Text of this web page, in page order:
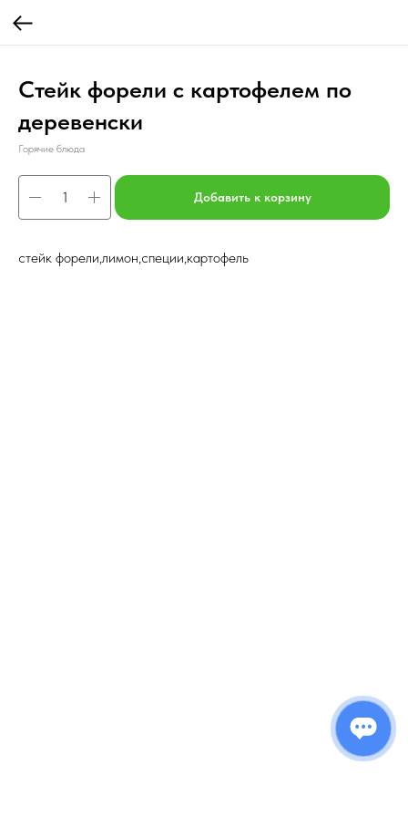
Стейк форели с картофелем по
деревенски
Горячие блюда
Добавить к корзину
стейк форели,лимон,специи,картофель